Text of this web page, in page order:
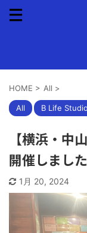
HOME > All >
All B Life Studio
【横浜・中
開催しまし
1月 20, 2024